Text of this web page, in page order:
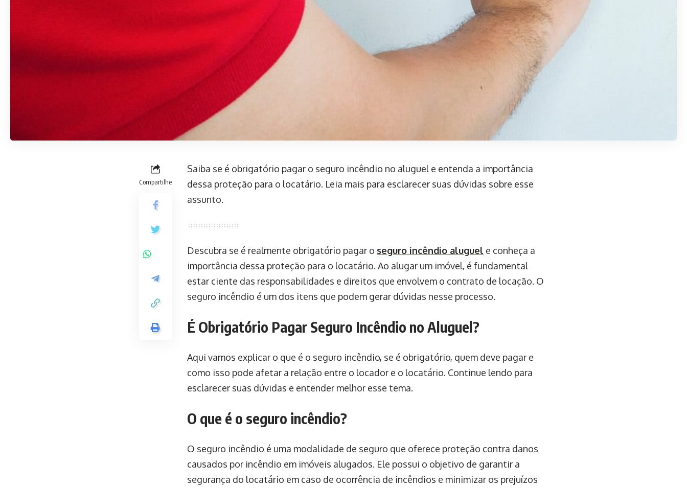
Compartilhe
Saiba se é obrigatório pagar o seguro incêndio no aluguel e entenda a importância
dessa proteção para o locatário. Leia mais para esclarecer suas dúvidas sobre esse
assunto.
Descubra se é realmente obrigatório pagar o seguro incêndio aluguel e conheça a
importância dessa proteção para o locatário. Ao alugar um imóvel, é fundamental
estar ciente das responsabilidades e direitos que envolvem o contrato de locação. O
seguro incêndio é um dos itens que podem gerar dúvidas nesse processo.
É Obrigatório Pagar Seguro Incêndio no Aluguel?
Aqui vamos explicar o que é o seguro incêndio, se é obrigatório, quem deve pagar e
como isso pode afetar a relação entre o locador e o locatário. Continue lendo para
esclarecer suas dúvidas e entender melhor esse tema.
O que é o seguro incêndio?
O seguro incêndio é uma modalidade de seguro que oferece proteção contra danos
causados por incêndio em imóveis alugados. Ele possui o objetivo de garantir a
segurança do locatário em caso de ocorrência de incêndios e minimizar os prejuízos